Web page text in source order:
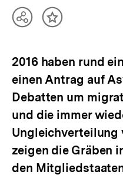
TeilenInhalt
2016 haben rund
einen Antrag auf
Debatten um
und die immer
Ungleichverteilung
zeigen die Gräben
den